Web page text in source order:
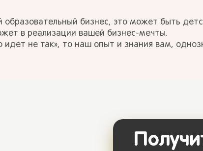
образовательный бизнес, это может быть
в реализации вашей бизнес-мечты.
идет не так», то наш опыт и знания вам,